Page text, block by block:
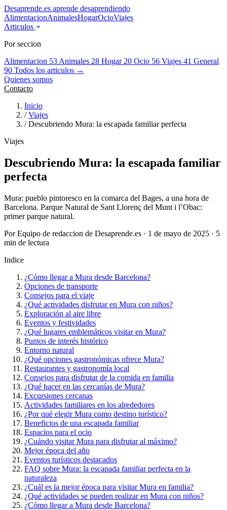
Desaprende.es aprende desaprendiendo
AlimentacionAnimalesHogarOcioViajes
Articulos
Por seccion
Alimentacion 53 Animales 28 Hogar 20 Ocio 56 Viajes 41 General
90 Todos los articulos →
Quienes somos
Contacto
Inicio
/ Viajes
/ Descubriendo Mura: la escapada familiar perfecta
Viajes
Descubriendo Mura: la escapada familiar
perfecta
Mura: pueblo pintoresco en la comarca del Bages, a una hora de
Barcelona. Parque Natural de Sant Llorenç del Munt i l’Obac:
primer parque natural.
Por Equipo de redaccion de Desaprende.es · 1 de mayo de 2025 · 5
min de lectura
Indice
¿Cómo llegar a Mura desde Barcelona?
Opciones de transporte
Consejos para el viaje
¿Qué actividades disfrutar en Mura con niños?
Exploración al aire libre
Eventos y festividades
¿Qué lugares emblemáticos visitar en Mura?
Puntos de interés histórico
Entorno natural
¿Qué opciones gastronómicas ofrece Mura?
Restaurantes y gastronomía local
Consejos para disfrutar de la comida en familia
¿Qué hacer en las cercanías de Mura?
Excursiones cercanas
Actividades familiares en los alrededores
¿Por qué elegir Mura como destino turístico?
Beneficios de una escapada familiar
Espacios para el ocio
¿Cuándo visitar Mura para disfrutar al máximo?
Mejor época del año
Eventos turísticos destacados
FAQ sobre Mura: la escapada familiar perfecta en la
naturaleza
¿Cuál es la mejor época para visitar Mura en familia?
¿Qué actividades se pueden realizar en Mura con niños?
¿Cómo llegar a Mura desde Barcelona?